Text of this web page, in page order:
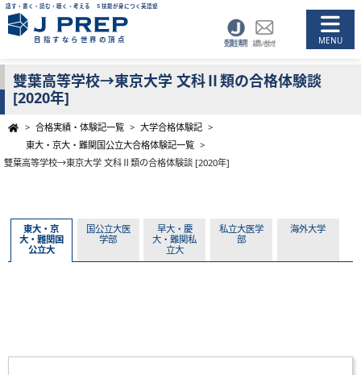
話す・書く・読む・聴く・考える ５技能が身につく英語塾
目指すなら世界の頂点
雙葉高等学校→東京大学 文科Ⅱ類の合格体験談
[2020年]
> 合格実績・体験記一覧 > 大学合格体験記 >
東大・京大・難関国公立大合格体験記一覧 >
雙葉高等学校→東京大学 文科Ⅱ類の合格体験談 [2020年]
東大・京
大・難関国
公立大
国公立大医
学部
早大・慶
大・難関私
立大
私立大医学
部
海外大学